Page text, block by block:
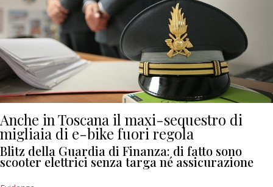
Anche in Toscana il maxi-sequestro di
migliaia di e-bike fuori regola
Blitz della Guardia di Finanza: di fatto sono
scooter elettrici senza targa né assicurazione